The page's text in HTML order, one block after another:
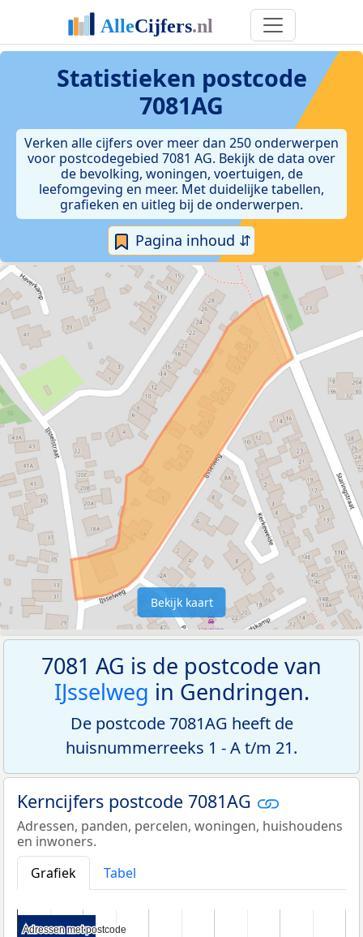
Statistieken postcode
7081AG
Verken alle cijfers over meer dan 250 onderwerpen
voor postcodegebied 7081 AG. Bekijk de data over
de bevolking, woningen, voertuigen, de
leefomgeving en meer. Met duidelijke tabellen,
grafieken en uitleg bij de onderwerpen.
Pagina inhoud ⇵
Bekijk kaart
7081 AG is de postcode van
IJsselweg in Gendringen.
De postcode 7081AG heeft de
huisnummerreeks 1 - A t/m 21.
Kerncijfers postcode 7081AG
Adressen, panden, percelen, woningen, huishoudens
en inwoners.
Grafiek
Tabel
Adressen met postcode
Adressen met postcode